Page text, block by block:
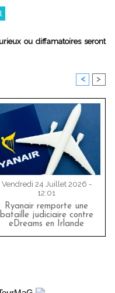
ou diffamatoires seront
< >
Vendredi 24 Juillet 2026 -
12:01
Ryanair remporte une
bataille judiciaire contre
eDreams en Irlande